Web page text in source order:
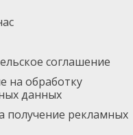
соглашение
на обработку
данных
получение рекламных